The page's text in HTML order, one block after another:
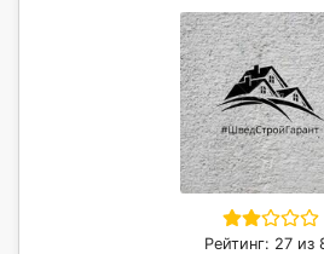
Рейтинг: 27 из